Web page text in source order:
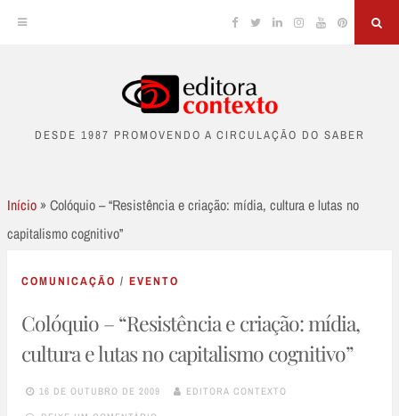
content
Facebook
TwitterLinkedinInstagram
YouTubePinterest
DESDE 1987 PROMOVENDO A CIRCULAÇÃO DO SABER
Início »Colóquio – “Resistência e criação: mídia, cultura e lutas no
capitalismo cognitivo”
COMUNICAÇÃO / EVENTO
Colóquio – “Resistência e criação: mídia,
cultura e lutas no capitalismo cognitivo”
16 DE OUTUBRO DE 2009 EDITORA CONTEXTO